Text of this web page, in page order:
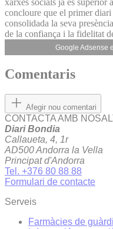
concloure que el primer
consolidada la seva
de la confiança i la fidelitat
Google Adsense
Comentaris
Afegir nou comentari
CONTACTA AMB
Diari Bondia
Callaueta, 4, 1r
AD500 Andorra la Vella
Principat d'Andorra
Tel. +376 80 88 88
Formulari de contacte
Serveis
Farmàcies de